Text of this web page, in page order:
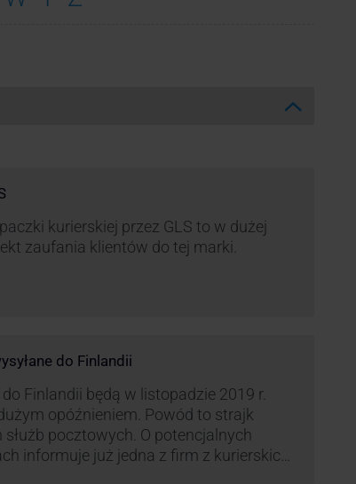
kurierskiej przez GLS to w dużej
zaufania klientów do tej marki.
do Finlandii
do Finlandii będą w listopadzie 2019 r.
opóźnieniem. Powód to strajk
służb pocztowych. O potencjalnych
informuje już jedna z firm z kurierskich